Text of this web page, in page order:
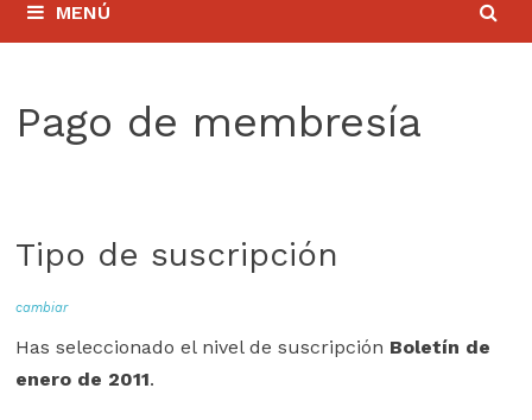
MENÚ
Pago de membresía
Tipo de suscripción
cambiar
Has seleccionado el nivel de suscripción Boletín de
enero de 2011.